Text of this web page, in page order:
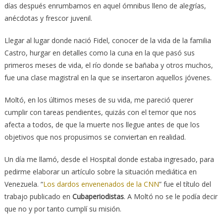
días después enrumbamos en aquel ómnibus lleno de alegrías,
anécdotas y frescor juvenil.
Llegar al lugar donde nació Fidel, conocer de la vida de la familia
Castro, hurgar en detalles como la cuna en la que pasó sus
primeros meses de vida, el río donde se bañaba y otros muchos,
fue una clase magistral en la que se insertaron aquellos jóvenes.
Moltó, en los últimos meses de su vida, me pareció querer
cumplir con tareas pendientes, quizás con el temor que nos
afecta a todos, de que la muerte nos llegue antes de que los
objetivos que nos propusimos se conviertan en realidad.
Un día me llamó, desde el Hospital donde estaba ingresado, para
pedirme elaborar un artículo sobre la situación mediática en
Venezuela. “Los dardos envenenados de la CNN” fue el título del
trabajo publicado en Cubaperiodistas. A Moltó no se le podía decir
que no y por tanto cumplí su misión.